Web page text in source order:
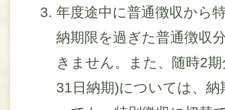
年度途中に普通徴収から
納期限を過ぎた普通徴収
きません。また、随時2
31日納期)については、